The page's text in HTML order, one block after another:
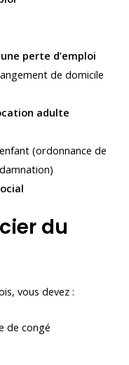
perte d’emploi
de domicile
adulte
(ordonnance de
du
vous devez :
de congé